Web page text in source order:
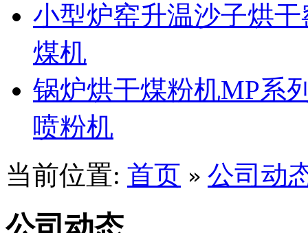
小型炉窑升温沙子烘
煤机
锅炉烘干煤粉机MP系
喷粉机
当前位置: 首页 » 公司动